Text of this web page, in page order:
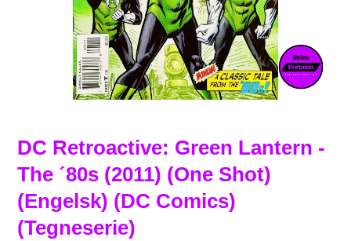
DC Retroactive: Green Lantern -
The ´80s (2011) (One Shot)
(Engelsk) (DC Comics)
(Tegneserie)